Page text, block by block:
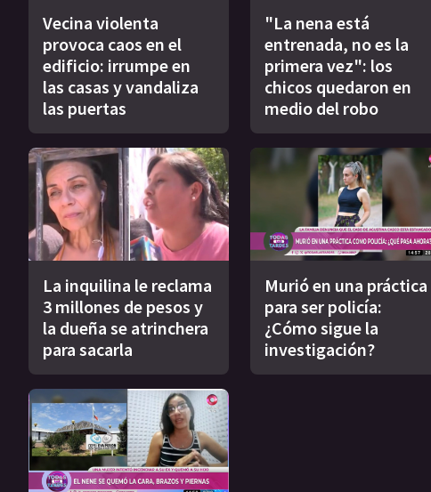
Vecina violenta
provoca caos en el
edificio: irrumpe en
las casas y vandaliza
las puertas
"La nena está
entrenada, no es la
primera vez": los
chicos quedaron en
medio del robo
La inquilina le reclama
3 millones de pesos y
la dueña se atrinchera
para sacarla
Murió en una práctica
para ser policía:
¿Cómo sigue la
investigación?